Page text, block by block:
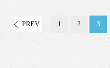
PREV 1 2 3